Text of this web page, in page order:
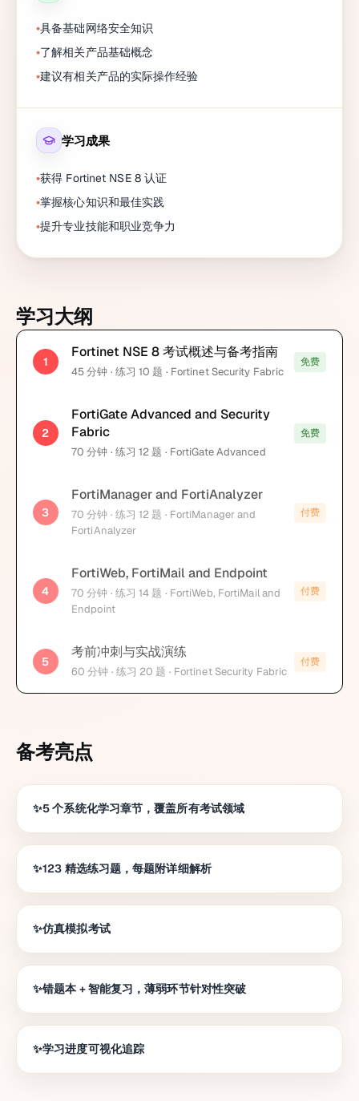
具备基础网络安全知识
了解相关产品基础概念
建议有相关产品的实际操作经验
学习成果
获得 Fortinet NSE 8 认证
掌握核心知识和最佳实践
提升专业技能和职业竞争力
学习大纲
1
Fortinet NSE 8 考试概述与备考指南
45分钟 · 练习 10 题 · Fortinet Security Fabric
免费
2
FortiGate Advanced and Security
Fabric
70 分钟 · 练习 12 题 · FortiGate Advanced
免费
3
FortiManager and FortiAnalyzer
70 分钟 · 练习 12 题 · FortiManager and
FortiAnalyzer
付费
4
FortiWeb, FortiMail and Endpoint
70 分钟 · 练习 14 题 · FortiWeb, FortiMail and
Endpoint
付费
5
考前冲刺与实战演练
60 分钟 · 练习 20 题 · Fortinet Security Fabric
付费
备考亮点
5 个系统化学习章节，覆盖所有考试领域
123 精选练习题，每题附详细解析
仿真模拟考试
错题本 + 智能复习，薄弱环节针对性突破
学习进度可视化追踪